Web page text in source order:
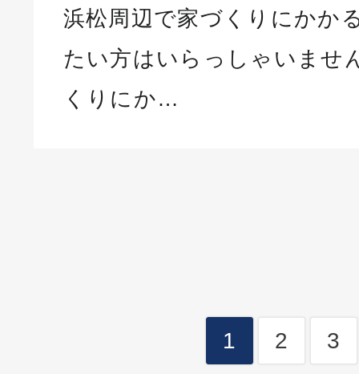
浜松周辺で家づくりにかか
たい方はいらっしゃいませ
くりにか…
1 2 3